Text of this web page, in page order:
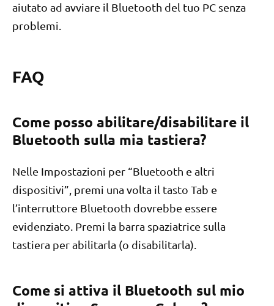
aiutato ad avviare il Bluetooth del tuo PC senza
problemi.
FAQ
Come posso abilitare/disabilitare il
Bluetooth sulla mia tastiera?
Nelle Impostazioni per “Bluetooth e altri
dispositivi”, premi una volta il tasto Tab e
l’interruttore Bluetooth dovrebbe essere
evidenziato. Premi la barra spaziatrice sulla
tastiera per abilitarla (o disabilitarla).
Come si attiva il Bluetooth sul mio